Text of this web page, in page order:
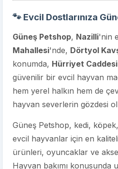
🐾 Evcil Dostlarınıza
Güneş Petshop, Nazilli'nin
Mahallesi'nde, Dörtyol
konumda, Hürriyet Caddesi
güvenilir bir evcil hayvan
hem yerel halkın hem de
hayvan severlerin gözdesi
Güneş Petshop, kedi,
evcil hayvanlar için en
ürünleri, oyuncaklar ve
Hayvan bakımı konusunda